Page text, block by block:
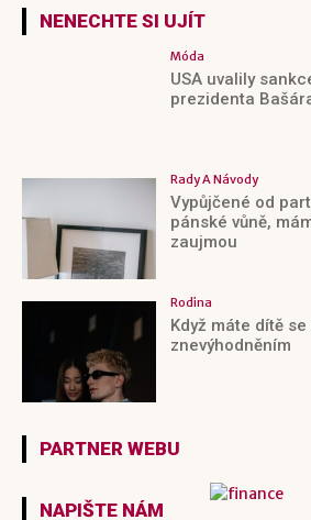
NENECHTE SI UJÍT
Móda
USA uvalily
prezidenta
Rady A Návody
Vypůjčené od
pánské vůně,
zaujmou
Rodina
Když máte dítě
znevýhodněním
PARTNER WEBU
NAPIŠTE NÁM